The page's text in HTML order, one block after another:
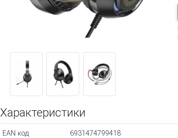
Характеристики
EAN код 6931474799418